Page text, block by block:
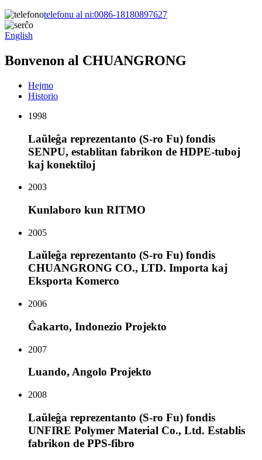
telefonu al ni:0086-18180897627
English
Bonvenon al CHUANGRONG
Hejmo
Historio
1998
Laŭleĝa reprezentanto (S-ro Fu) fondis
SENPU, establitan fabrikon de HDPE-tuboj
kaj konektiloj
2003
Kunlaboro kun RITMO
2005
Laŭleĝa reprezentanto (S-ro Fu) fondis
CHUANGRONG CO., LTD. Importa kaj
Eksporta Komerco
2006
Ĝakarto, Indonezio Projekto
2007
Luando, Angolo Projekto
2008
Laŭleĝa reprezentanto (S-ro Fu) fondis
UNFIRE Polymer Material Co., Ltd. Establis
fabrikon de PPS-fibro